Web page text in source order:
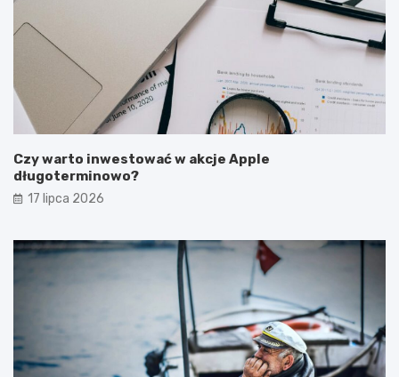
Czy warto inwestować w akcje Apple
długoterminowo?
17 lipca 2026